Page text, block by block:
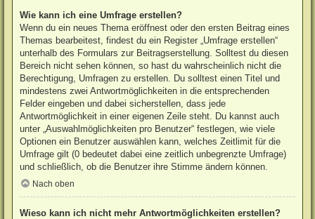
Wie kann ich eine Umfrage erstellen?
Wenn du ein neues Thema eröffnest oder den ersten Beitrag eines
Themas bearbeitest, findest du ein Register „Umfrage erstellen“
unterhalb des Formulars zur Beitragserstellung. Solltest du diesen
Bereich nicht sehen können, so hast du wahrscheinlich nicht die
Berechtigung, Umfragen zu erstellen. Du solltest einen Titel und
mindestens zwei Antwortmöglichkeiten in die entsprechenden
Felder eingeben und dabei sicherstellen, dass jede
Antwortmöglichkeit in einer eigenen Zeile steht. Du kannst auch
unter „Auswahlmöglichkeiten pro Benutzer“ festlegen, wie viele
Optionen ein Benutzer auswählen kann, welches Zeitlimit für die
Umfrage gilt (0 bedeutet dabei eine zeitlich unbegrenzte Umfrage)
und schließlich, ob die Benutzer ihre Stimme ändern können.
Nach oben
Wieso kann ich nicht mehr Antwortmöglichkeiten erstellen?